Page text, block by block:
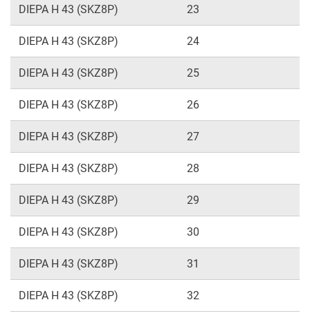
DIEPA H 43 (SKZ8P) 23
DIEPA H 43 (SKZ8P) 24
DIEPA H 43 (SKZ8P) 25
DIEPA H 43 (SKZ8P) 26
DIEPA H 43 (SKZ8P) 27
DIEPA H 43 (SKZ8P) 28
DIEPA H 43 (SKZ8P) 29
DIEPA H 43 (SKZ8P) 30
DIEPA H 43 (SKZ8P) 31
DIEPA H 43 (SKZ8P) 32